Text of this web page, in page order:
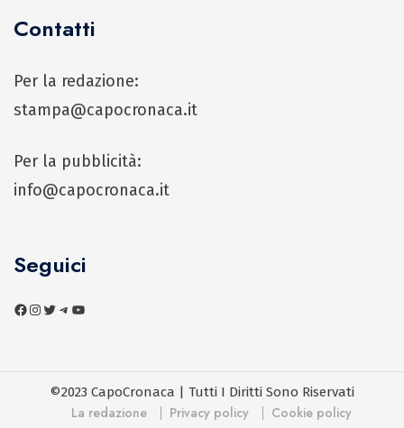
Contatti
Per la redazione:
stampa@capocronaca.it
Per la pubblicità:
info@capocronaca.it
Seguici
©2023 CapoCronaca | Tutti I Diritti Sono Riservati
La redazione Privacy policy Cookie policy